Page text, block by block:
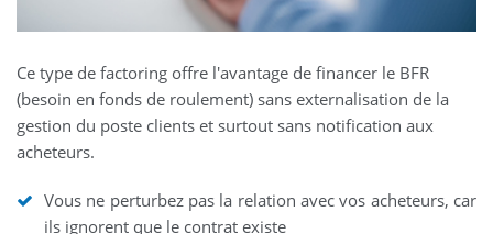
Ce type de factoring offre l'avantage de financer le BFR
(besoin en fonds de roulement) sans externalisation de la
gestion du poste clients et surtout sans notification aux
acheteurs.
Vous ne perturbez pas la relation avec vos acheteurs, car
ils ignorent que le contrat existe